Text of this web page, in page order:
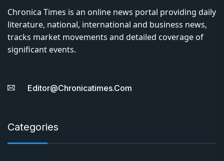
Chronica Times is an online news portal providing daily
literature, national, international and business news,
tracks market movements and detailed coverage of
significant events.
Editor@chronicatimes.com
Categories